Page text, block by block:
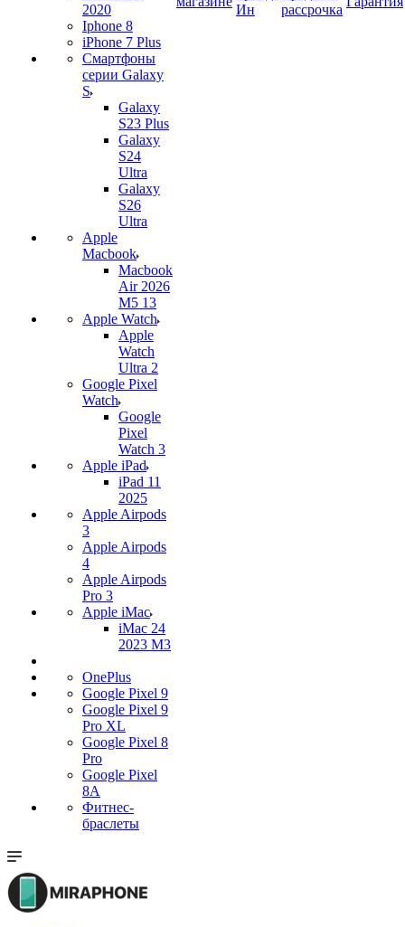
2020
Iphone 8
iPhone 7 Plus
Смартфоны
серии Galaxy
S
Galaxy
S23 Plus
Galaxy
S24
Ultra
Galaxy
S26
Ultra
Apple
Macbook
Macbook
Air 2026
M5 13
Apple Watch
Apple
Watch
Ultra 2
Google Pixel
Watch
Google
Pixel
Watch 3
Apple iPad
iPad 11
2025
Apple Airpods
3
Apple Airpods
4
Apple Airpods
Pro 3
Apple iMac
iMac 24
2023 M3
OnePlus
Google Pixel 9
Google Pixel 9
Pro XL
Google Pixel 8
Pro
Google Pixel
8A
Фитнес-
браслеты
Ин
рассрочка